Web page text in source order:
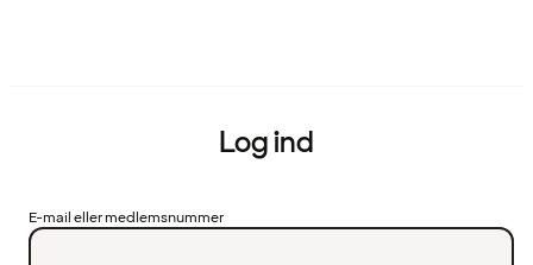
Log ind
E-mail eller medlemsnummer